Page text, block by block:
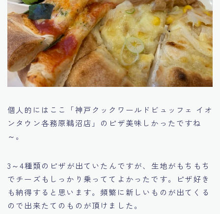
個人的にはここ「神戸クックワールドビュッフェ イオ
ンタウン各務原鵜沼店」のピザ美味しかったですね
～。
3～4種類のピザが出ていたんですが、生地がもちもち
でチーズもしっかり乗っててよかったです。ピザ好き
も納得すると思います。頻繁に新しいものが出てくる
ので出来たてのものが頂けました。